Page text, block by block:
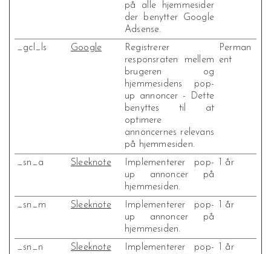
på alle hjemmesider
der benytter Google
Adsense.
_gcl_ls Google
Registrerer
responsraten mellem
brugeren og
hjemmesidens pop-
up annoncer - Dette
benyttes til at
optimere
annoncernes relevans
på hjemmesiden.
Perman
ent
_sn_a Sleeknote
Implementerer pop-
up annoncer på
hjemmesiden.
1 år
_sn_m Sleeknote
Implementerer pop-
up annoncer på
hjemmesiden.
1 år
_sn_n Sleeknote
Implementerer pop-
1 år